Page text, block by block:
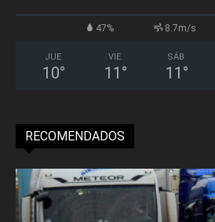
47% 8.7m/s
JUE
10°
VIE
11 °
SÁB
11 °
RECOMENDADOS